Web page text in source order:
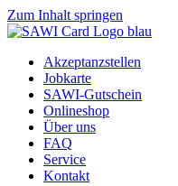
Zum Inhalt springen
Akzeptanzstellen
Jobkarte
SAWI-Gutschein
Onlineshop
Über uns
FAQ
Service
Kontakt